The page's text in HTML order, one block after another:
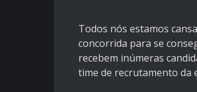
Todos nós estamos
concorrida para se
recebem inúmeras
time de recrutamento da